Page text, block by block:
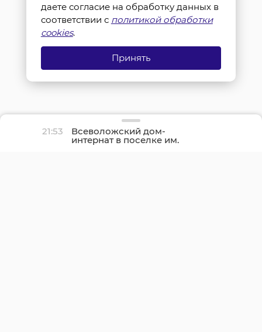
21:53 Всеволожский дом-
интернат в поселке им.
Свердлова полностью
даете согласие на обработку данных в
соответствии с политикой обработки
cookies.
Принять